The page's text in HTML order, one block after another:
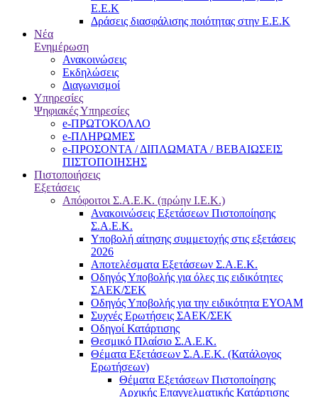
Ε.Ε.Κ
Δράσεις διασφάλισης ποιότητας στην Ε.Ε.Κ
Νέα
Ενημέρωση
Ανακοινώσεις
Εκδηλώσεις
Διαγωνισμοί
Υπηρεσίες
Ψηφιακές Υπηρεσίες
e-ΠΡΩΤΟΚΟΛΛΟ
e-ΠΛΗΡΩΜΕΣ
e-ΠΡΟΣΟΝΤΑ / ΔΙΠΛΩΜΑΤΑ / ΒΕΒΑΙΩΣΕΙΣ
ΠΙΣΤΟΠΟΙΗΣΗΣ
Πιστοποιήσεις
Εξετάσεις
Απόφοιτοι Σ.Α.Ε.Κ. (πρώην Ι.Ε.Κ.)
Ανακοινώσεις Εξετάσεων Πιστοποίησης
Σ.Α.Ε.Κ.
Υποβολή αίτησης συμμετοχής στις εξετάσεις
2026
Αποτελέσματα Εξετάσεων Σ.Α.Ε.Κ.
Οδηγός Υποβολής για όλες τις ειδικότητες
ΣΑΕΚ/ΣΕΚ
Οδηγός Υποβολής για την ειδικότητα ΕΥΟΑΜ
Συχνές Ερωτήσεις ΣΑΕΚ/ΣΕΚ
Οδηγοί Κατάρτισης
Θεσμικό Πλαίσιο Σ.Α.Ε.Κ.
Θέματα Εξετάσεων Σ.Α.Ε.Κ. (Κατάλογος
Ερωτήσεων)
Θέματα Εξετάσεων Πιστοποίησης
Αρχικής Επαγγελματικής Κατάρτισης